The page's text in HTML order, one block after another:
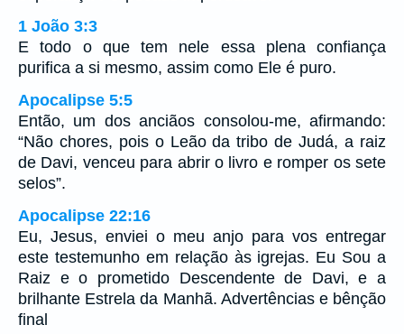
1 João 3:3
E todo o que tem nele essa plena confiança
purifica a si mesmo, assim como Ele é puro.
Apocalipse 5:5
Então, um dos anciãos consolou-me, afirmando:
“Não chores, pois o Leão da tribo de Judá, a raiz
de Davi, venceu para abrir o livro e romper os sete
selos”.
Apocalipse 22:16
Eu, Jesus, enviei o meu anjo para vos entregar
este testemunho em relação às igrejas. Eu Sou a
Raiz e o prometido Descendente de Davi, e a
brilhante Estrela da Manhã. Advertências e bênção
final